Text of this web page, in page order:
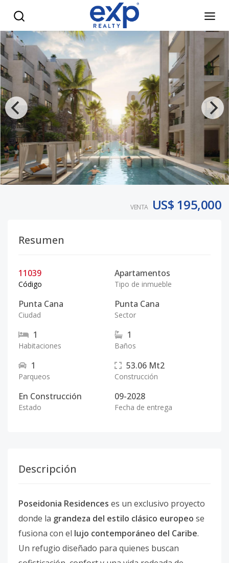
VENTA US$ 195,000
Resumen
11039
Código
Apartamentos
Tipo de inmueble
Punta Cana
Ciudad
Punta Cana
Sector
1
Habitaciones
1
Baños
1
Parqueos
53.06 Mt2
Construcción
En Construcción
Estado
09-2028
Fecha de entrega
Descripción
Poseidonia Residences es un exclusivo proyecto
donde la grandeza del estilo clásico europeo se
fusiona con el lujo contemporáneo del Caribe.
Un refugio diseñado para quienes buscan
Apartamentos de lujo contemporáneo en venta en Punta